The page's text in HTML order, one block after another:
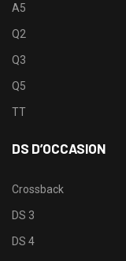
A5
Q2
Q3
Q5
TT
DS D’OCCASION
Crossback
DS 3
DS 4